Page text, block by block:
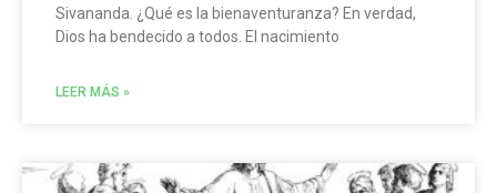
Sivananda. ¿Qué es la bienaventuranza? En verdad,
Dios ha bendecido a todos. El nacimiento
LEER MÁS »